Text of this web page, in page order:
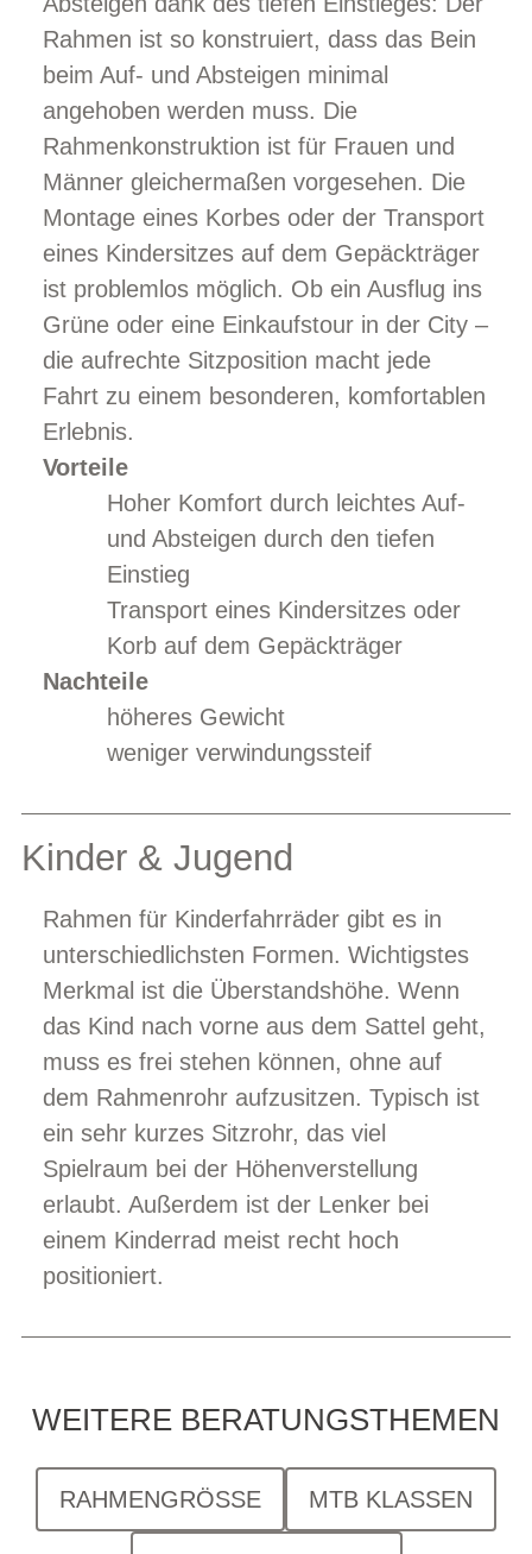
Rahmen ist so konstruiert, dass das Bein
beim Auf- und Absteigen minimal
angehoben werden muss. Die
Rahmenkonstruktion ist für Frauen und
Männer gleichermaßen vorgesehen. Die
Montage eines Korbes oder der Transport
eines Kindersitzes auf dem Gepäckträger
ist problemlos möglich. Ob ein Ausflug ins
Grüne oder eine Einkaufstour in der City –
die aufrechte Sitzposition macht jede
Fahrt zu einem besonderen, komfortablen
Erlebnis.
Vorteile
Hoher Komfort durch leichtes Auf-
und Absteigen durch den tiefen
Einstieg
Transport eines Kindersitzes oder
Korb auf dem Gepäckträger
Nachteile
höheres Gewicht
weniger verwindungssteif
Kinder & Jugend
Rahmen für Kinderfahrräder gibt es in
unterschiedlichsten Formen. Wichtigstes
Merkmal ist die Überstandshöhe. Wenn
das Kind nach vorne aus dem Sattel geht,
muss es frei stehen können, ohne auf
dem Rahmenrohr aufzusitzen. Typisch ist
ein sehr kurzes Sitzrohr, das viel
Spielraum bei der Höhenverstellung
erlaubt. Außerdem ist der Lenker bei
einem Kinderrad meist recht hoch
positioniert.
WEITERE BERATUNGSTHEMEN
RAHMENGRÖSSE MTB KLASSEN